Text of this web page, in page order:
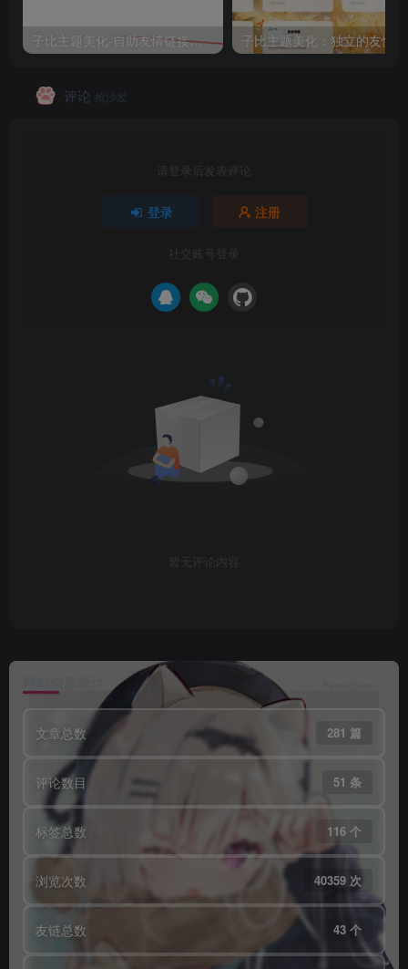
子比主题美化-自助友情链接申请（2）
评论 抢沙发
请登录后发表评论
登录 注册
社交账号登录
暂无评论内容
文章总数 281 篇
评论数目 51 条
标签总数 116 个
浏览次数 40359 次
友链总数 43 个